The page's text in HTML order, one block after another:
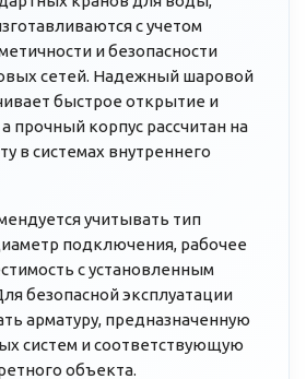
с учетом
и безопасности
сетей. Надежный шаровой
быстрое открытие и
прочный корпус рассчитан на
в системах внутреннего
учитывать тип
подключения, рабочее
с установленным
безопасной эксплуатации
арматуру, предназначенную
систем и соответствующую
объекта.